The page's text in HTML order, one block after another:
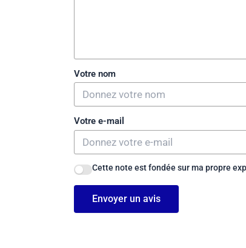
Votre nom
Votre e-mail
Cette note est fondée sur ma propre
Envoyer un avis